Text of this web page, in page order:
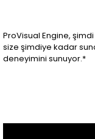
ProVisual Engine,
size şimdiye kadar
deneyimini sunuyor.*